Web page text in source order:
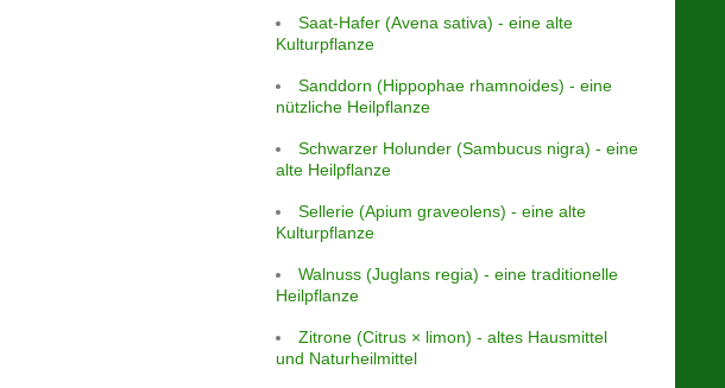
Saat-Hafer (Avena sativa) - eine alte
Kulturpflanze
Sanddorn (Hippophae rhamnoides) - eine
nützliche Heilpflanze
Schwarzer Holunder (Sambucus nigra) - eine
alte Heilpflanze
Sellerie (Apium graveolens) - eine alte
Kulturpflanze
Walnuss (Juglans regia) - eine traditionelle
Heilpflanze
Zitrone (Citrus × limon) - altes Hausmittel
und Naturheilmittel